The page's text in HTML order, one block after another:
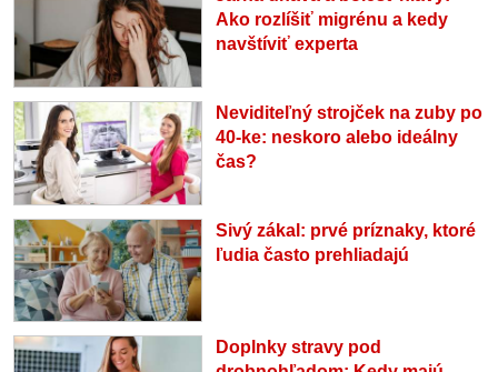
Ako rozlíšiť migrénu a kedy
navštíviť experta
Neviditeľný strojček na zuby po
40-ke: neskoro alebo ideálny
čas?
Sivý zákal: prvé príznaky, ktoré
ľudia často prehliadajú
Doplnky stravy pod